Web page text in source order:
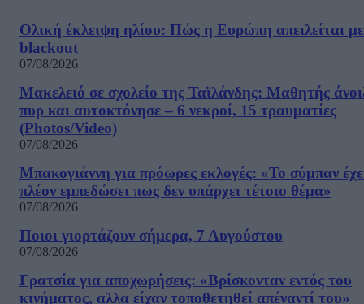
Ολική έκλειψη ηλίου: Πώς η Ευρώπη απειλείται με
blackout
07/08/2026
Μακελειό σε σχολείο της Ταϊλάνδης: Μαθητής
πυρ και αυτοκτόνησε – 6 νεκροί, 15 τραυματίες
(Photos/Video)
07/08/2026
Μπακογιάννη για πρόωρες εκλογές: «Το σύμπαν
πλέον εμπεδώσει πως δεν υπάρχει τέτοιο θέμα»
07/08/2026
Ποιοι γιορτάζουν σήμερα, 7 Αυγούστου
07/08/2026
Γρατσία για αποχωρήσεις: «Bρίσκονταν εντός του
κινήματος, αλλα είχαν τοποθετηθεί απέναντί του»